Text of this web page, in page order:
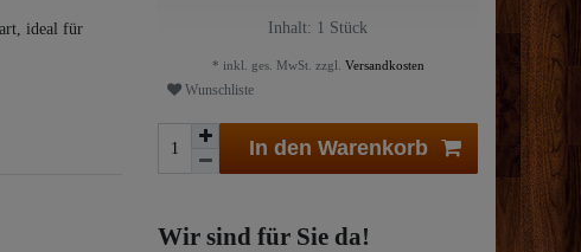
ideal für
Inhalt: 1 Stück
* inkl. ges. MwSt. zzgl. Versandkosten
Wunschliste
In den Warenkorb
Wir sind für Sie da!